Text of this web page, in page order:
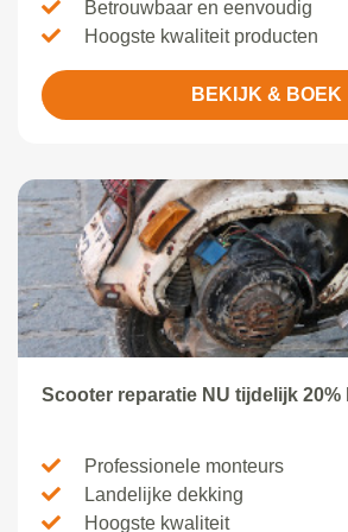
Betrouwbaar en eenvoudig
Hoogste kwaliteit producten
BEKIJK & BOEK
Scooter reparatie NU tijdelijk 20%
Professionele monteurs
Landelijke dekking
Hoogste kwaliteit